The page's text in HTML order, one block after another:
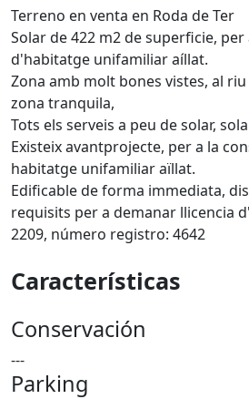
Terreno en venta en Roda de Ter
Solar de 422 m2 de superficie,
d'habitatge unifamiliar aíllat.
Zona amb molt bones vistes, al riu
zona tranquila,
Tots els serveis a peu de solar,
Existeix avantprojecte, per a la
habitatge unifamiliar aïllat.
Edificable de forma immediata,
requisits per a demanar llicencia
2209, número registro: 4642
Características
Conservación
---
Parking